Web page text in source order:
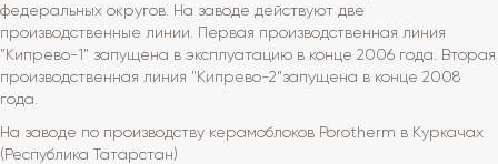
федеральных округов. На заводе действуют две
производственные линии. Первая производственная линия
"Кипрево-1" запущена в эксплуатацию в конце 2006 года. Вторая
производственная линия "Кипрево-2"запущена в конце 2008
года.
На заводе по производству керамоблоков Porotherm в Куркачах
(Республика Татарстан)